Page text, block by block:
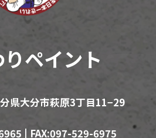
ペイント
県大分市萩原3丁目11−29
| FAX:097-529-6975